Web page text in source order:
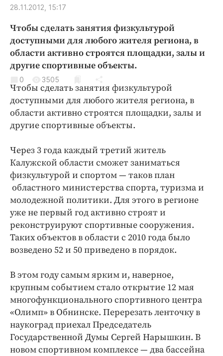
Народные новости
Благоустройство
Криминал
Культура
Недвижимость и ЖКХ
Образование
Общество
Погода
Происшествия
Спорт
Экономика и бизнес
ПРОЕКТЫ
Блоги
Издания
Медиаперсона
Интересное чтиво
Клиника года
Бренд года
Работодатель года
28.11.2012, 15:17
Чтобы сделать занятия физкультурой
доступными для любого жителя региона, в
области активно строятся площадки, залы и
другие спортивные объекты.
0 3505
Чтобы сделать занятия физкультурой
доступными для любого жителя региона, в
области активно строятся площадки, залы и
другие спортивные объекты.
Через 3 года каждый третий житель
Калужской области сможет заниматься
физкультурой и спортом — таков план
областного министерства спорта, туризма и
молодежной политики. Для этого в регионе
уже не первый год активно строят и
реконструируют спортивные сооружения.
Таких объектов в области с 2010 года было
возведено 52 и 50 приведено в порядок.
В этом году самым ярким и, наверное,
крупным событием стало открытие 12 мая
многофункционального спортивного центра
«Олимп» в Обнинске. Перерезать ленточку в
наукоград приехал Председатель
Государственной Думы Сергей Нарышкин. В
новом спортивном комплексе — два бассейна